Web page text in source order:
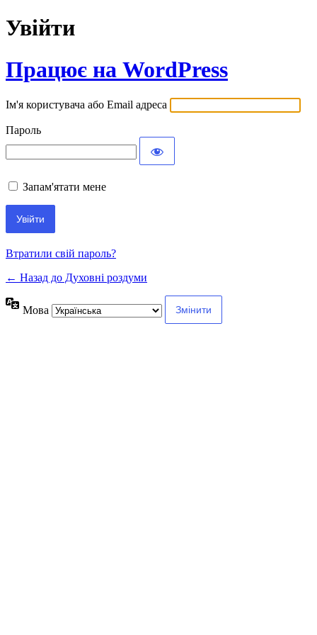
Увійти
Працює на WordPress
Ім'я користувача або Email адреса
Пароль
Запам'ятати мене
Втратили свій пароль?
← Назад до Духовні роздуми
Мова